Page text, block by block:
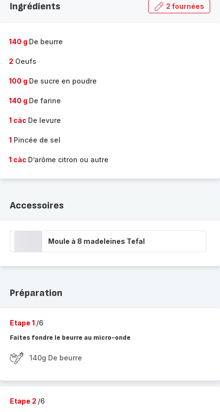
gamme
Ingrédients 2 fournées
140 g De beurre
2 Oeufs
100 g De sucre en poudre
140 g De farine
1 càc De levure
1 Pincée de sel
1 càc D’arôme citron ou autre
Accessoires
Moule à 8 madeleines Tefal
Préparation
Etape 1 /6
Faites fondre le beurre au micro-onde
140g De beurre
Etape 2 /6